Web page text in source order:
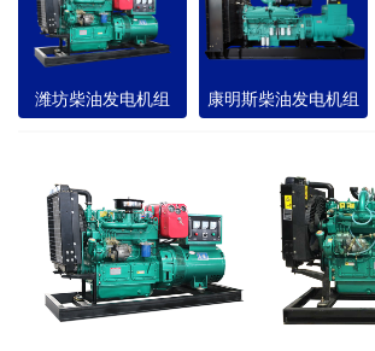
潍坊柴油发电机组 康明斯柴油发电机组